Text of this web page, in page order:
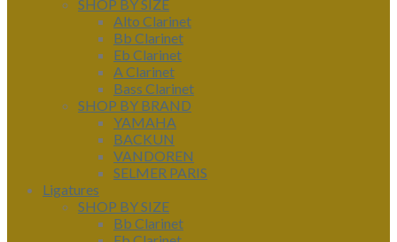
SHOP BY SIZE
Alto Clarinet
Bb Clarinet
Eb Clarinet
A Clarinet
Bass Clarinet
SHOP BY BRAND
YAMAHA
BACKUN
VANDOREN
SELMER PARIS
Ligatures
SHOP BY SIZE
Bb Clarinet